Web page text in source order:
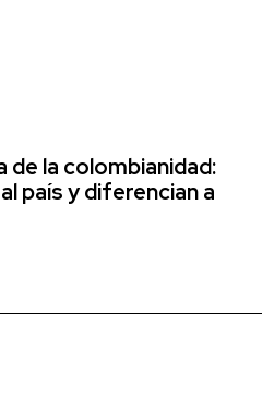
de la colombianidad:
país y diferencian a